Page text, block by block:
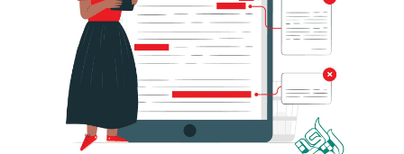
ترجمه عربی به فارسی
مشاهده همه زبان ها
سفارش ویرایش
سفارش پارافریز
سفارش فرمت‌بندی
سفارش کاهش کمیت
سفارش معرفی مجله